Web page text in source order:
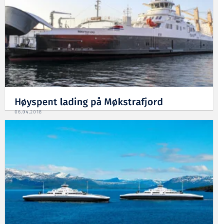
Høyspent lading på Møkstrafjord
06.04.2018